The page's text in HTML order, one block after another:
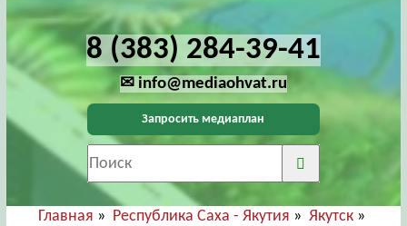
8 (383) 284-39-41
✉ info@mediaohvat.ru
Запросить медиаплан
Главная » Республика Саха - Якутия » Якутск»